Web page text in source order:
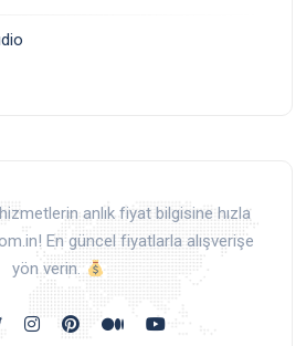
hizmetlerin anlık fiyat bilgisine hızla
En güncel fiyatlarla alışverişe
yön verin.